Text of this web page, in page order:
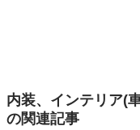
内装、インテリア(
の関連記事